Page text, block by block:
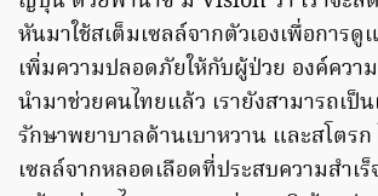
หันมาใช้สเต็มเซลล์จากตัวเองเพื่อการดู
เพิ่มความปลอดภัยให้กับผู้ป่วย องค์ควา
นำมาช่วยคนไทยแล้ว เรายังสามารถเป็น
รักษาพยาบาลด้านเบาหวาน และสโตรก
เซลล์จากหลอดเลือดที่ประสบความสำเ